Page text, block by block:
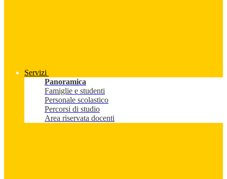
Servizi
Panoramica
Famiglie e studenti
Personale scolastico
Percorsi di studio
Area riservata docenti